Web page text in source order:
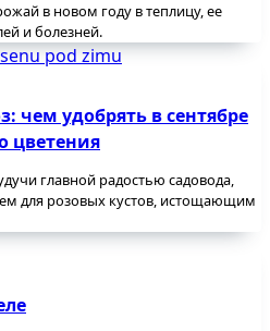
в новом году в теплицу, ее
и болезней.
чем удобрять в сентябре
цветения
главной радостью садовода,
для розовых кустов, истощающим